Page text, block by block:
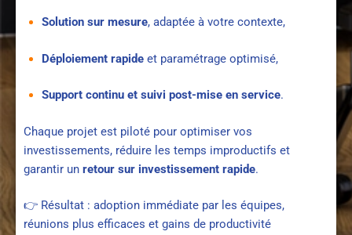
Solution sur mesure, adaptée à votre contexte,
Déploiement rapideet paramétrage optimisé,
Support continu et suivi post-mise en service.
Chaque projet est piloté pour optimiser vos
investissements, réduire les temps improductifs et
garantir un retour sur investissement rapide.
👉 Résultat : adoption immédiate par les équipes,
réunions plus efficaces et gains de productivité